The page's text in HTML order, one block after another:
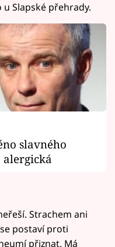
Slapské přehrady.
slavného
alergická
Strachem ani
postaví proti
přiznat. Má